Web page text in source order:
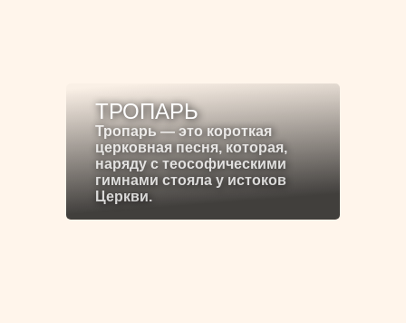
ТРОПАРЬ
Тропарь — это короткая
церковная песня, которая,
наряду с теософическими
гимнами стояла у истоков
Церкви.